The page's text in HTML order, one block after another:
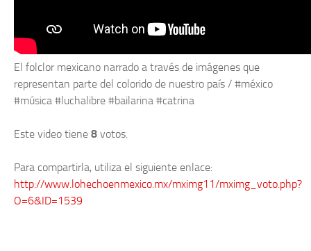
El folclor mexicano narrado a través de imágenes que
representan parte del colorido de nuestro país / #méxico
#música #luchalibre #bailarina #catrina
Este video tiene 8 votos.
Para compartirla, utiliza el siguiente enlace:
http://www.lohechoenmexico.mx/mximg11/mximg_voto.php?
O=6&ID=1539